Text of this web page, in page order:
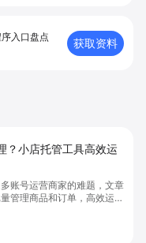
入口盘点
获取资料
？小店托管工具高效运
账号运营商家的难题，文章
管理商品和订单，高效运营
同步、AI运营托管和丰富营
效率。点击了解微信小店批
案！